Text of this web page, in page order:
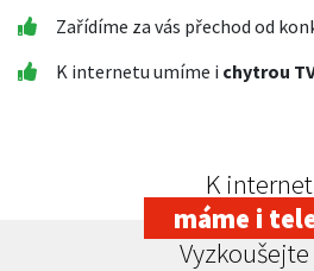
Zařídíme za vás přechod od
K internetu umíme i chytrou
K
máme i